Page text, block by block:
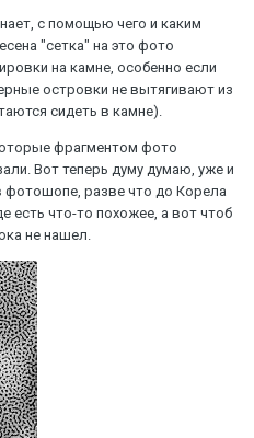
с помощью чего и каким
"сетка" на это фото
на камне, особенно если
островки не вытягивают из
сидеть в камне).
фрагментом фото
Вот теперь думу думаю, уже и
фотошопе, разве что до Корела
есть что-то похожее, а вот чтоб
не нашел.